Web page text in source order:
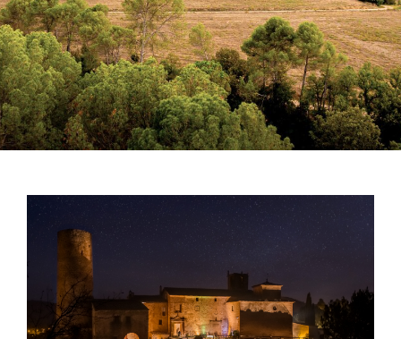
Nadal 2024
General